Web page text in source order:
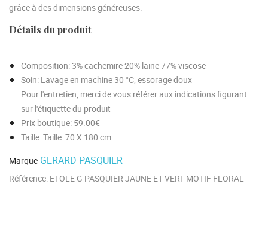
grâce à des dimensions généreuses.
Détails du produit
Composition: 3% cachemire 20% laine 77% viscose
Soin: Lavage en machine 30 °C, essorage doux
Pour l'entretien, merci de vous référer aux indications figurant
sur l'étiquette du produit
Prix boutique: 59.00€
Taille: Taille: 70 X 180 cm
Marque GERARD PASQUIER
Référence: ETOLE G PASQUIER JAUNE ET VERT MOTIF FLORAL